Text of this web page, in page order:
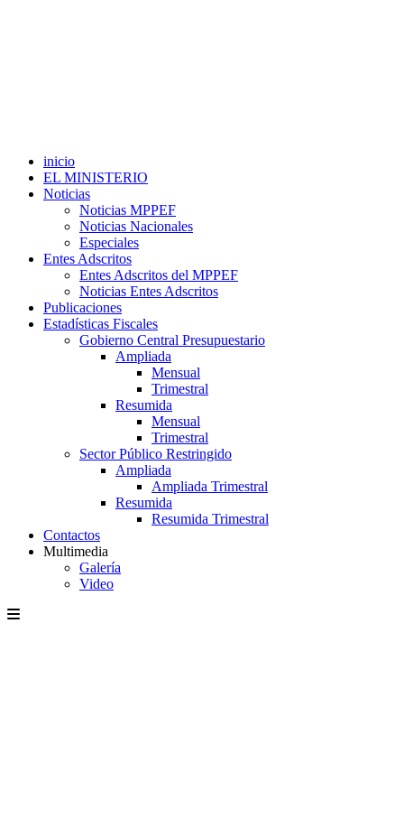
inicio
EL MINISTERIO
Noticias
Noticias MPPEF
Noticias Nacionales
Especiales
Entes Adscritos
Entes Adscritos del MPPEF
Noticias Entes Adscritos
Publicaciones
Estadísticas Fiscales
Gobierno Central Presupuestario
Ampliada
Mensual
Trimestral
Resumida
Mensual
Trimestral
Sector Público Restringido
Ampliada
Ampliada Trimestral
Resumida
Resumida Trimestral
Contactos
Multimedia
Galería
Video